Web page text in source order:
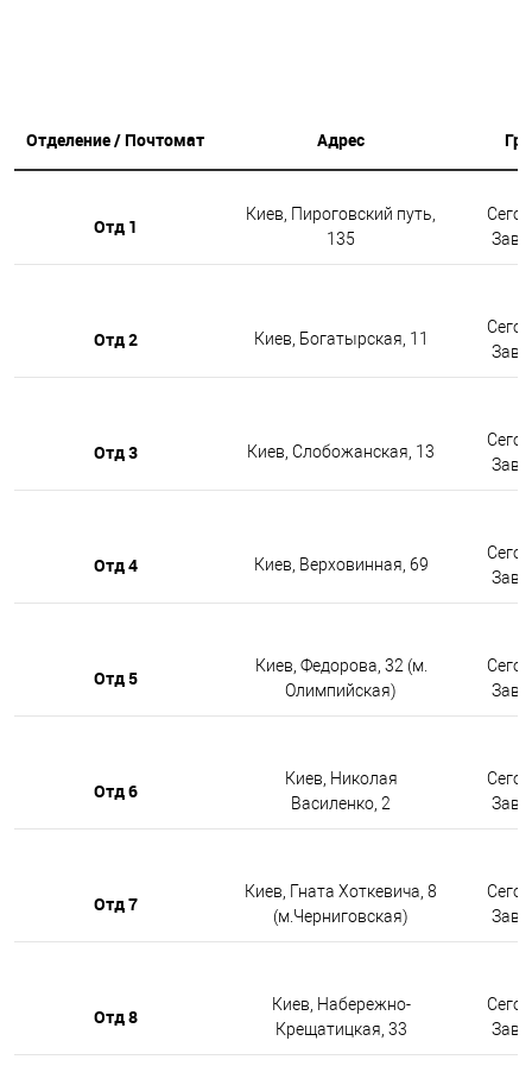
Отделение / Почтомат Адрес
Отд 1
Киев, Пироговский путь,
135
Отд 2 Киев, Богатырская, 11
Отд 3 Киев, Слобожанская, 13
Отд 4 Киев, Верховинная, 69
Отд 5
Киев, Федорова, 32 (м.
Олимпийская)
Отд 6
Киев, Николая
Василенко, 2
Отд 7
Киев, Гната Хоткевича, 8
(м.Черниговская)
Отд 8
Киев, Набережно-
Крещатицкая, 33